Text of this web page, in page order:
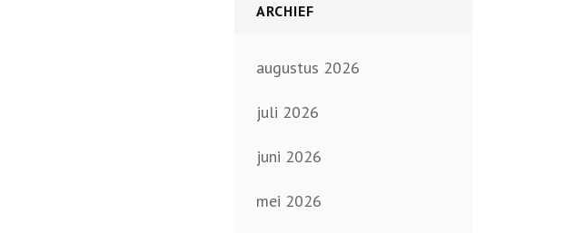
ARCHIEF
augustus 2026
juli 2026
juni 2026
mei 2026